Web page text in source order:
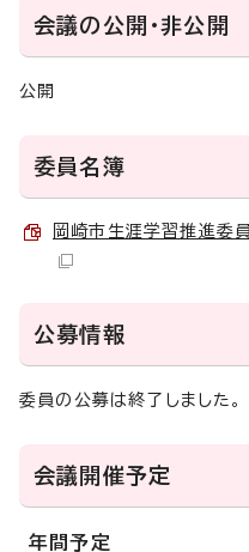
会議の公開・非公開
公開
委員名簿
岡崎市生涯学習推進委
公募情報
委員の公募は終了しました。
会議開催予定
年間予定